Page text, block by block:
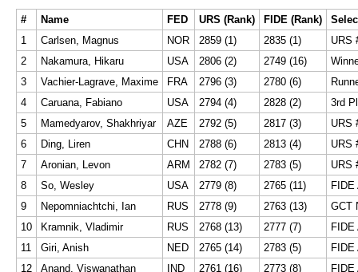
# Name FED URS (Rank) FIDE (Rank)
1
Carlsen, Magnus NOR 2859 (1) 2835 (1)
URS
2
Nakamura, Hikaru USA 2806 (2) 2749 (16)
3
Vachier-Lagrave, Maxime FRA 2796 (3) 2780 (6)
4
Caruana, Fabiano USA 2794 (4) 2828 (2) 3rd
5
Mamedyarov, Shakhriyar AZE 2792 (5) 2817 (3)
URS
6
Ding, Liren CHN 2788 (6) 2813 (4)
URS
7
Aronian, Levon ARM 2782 (7) 2783 (5)
URS
8
So, Wesley USA 2779 (8) 2765 (11)
FIDE
9
Nepomniachtchi, Ian RUS 2778 (9) 2763 (13)
GCT
10
Kramnik, Vladimir RUS 2768 (13) 2777 (7)
FIDE
11
Giri, Anish NED 2765 (14) 2783 (5)
FIDE
12
Anand, Viswanathan IND 2761 (16) 2773 (8) FIDE